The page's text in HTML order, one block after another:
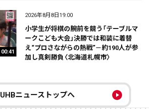
00:41
2026年8月8日19:00
小学生が将棋の腕前を競う「テーブルマ
ークこども大会」決勝では和装に着替
え“プロさながらの熱戦”－約190人が参
加し真剣勝負〈北海道札幌市〉
UHBニューストップへ